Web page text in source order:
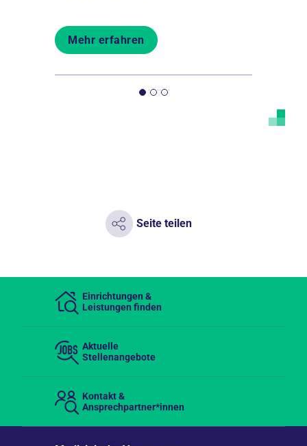
Mehr erfahren
Seite teilen
Einrichtungen &
Leistungen finden
Aktuelle
Stellenangebote
Kontakt &
Ansprechpartner*innen